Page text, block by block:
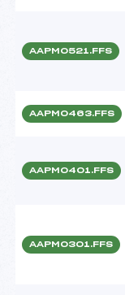
AAPM0521.FFS
AAPM0463.FFS
AAPM0401.FFS
AAPM0301.FFS